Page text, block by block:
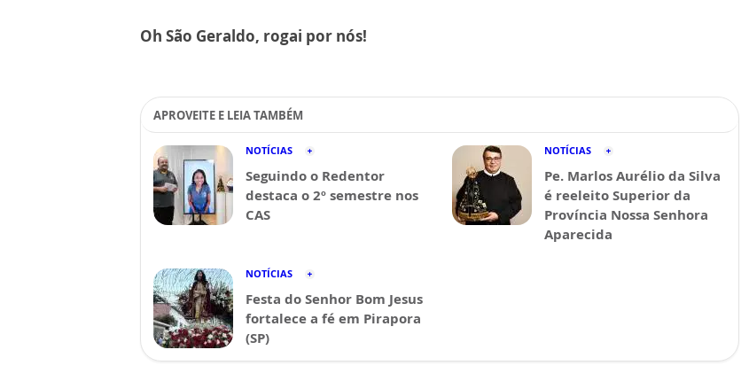
Oh São Geraldo, rogai por nós!
APROVEITE E LEIA TAMBÉM
NOTÍCIAS
Seguindo o Redentor
destaca o 2º semestre nos
CAS
NOTÍCIAS
Pe. Marlos Aurélio da Silva
é reeleito Superior da
Província Nossa Senhora
Aparecida
NOTÍCIAS
Festa do Senhor Bom Jesus
fortalece a fé em Pirapora
(SP)